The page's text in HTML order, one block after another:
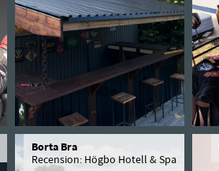
Borta Bra
Recension: Högbo Hotell & Spa